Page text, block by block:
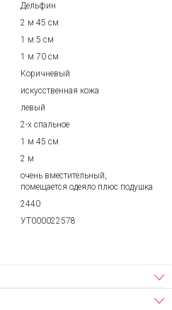
Дельфин
2 м 45 см
1 м 5 см
1 м 70 см
Коричневый
искусственная кожа
левый
2-х спальное
1 м 45 см
2 м
очень вместительный,
помещается одеяло плюс подушка
2440
УТ000022578